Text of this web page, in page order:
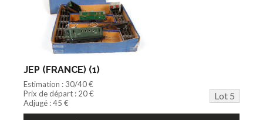
JEP (FRANCE) (1)
Estimation : 30/40 €
Prix de départ : 20 €
Lot 5
Adjugé : 45 €